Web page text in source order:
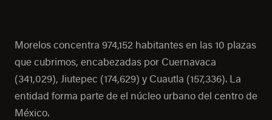
Morelos concentra 974,152 habitantes en las 10 plazas
que cubrimos, encabezadas por Cuernavaca
(341,029), Jiutepec (174,629) y Cuautla (157,336). La
entidad forma parte de el núcleo urbano del centro de
México.